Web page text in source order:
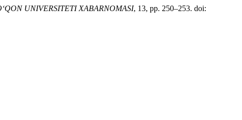
UNIVERSITETI XABARNOMASI, 13, pp. 250–253. doi: